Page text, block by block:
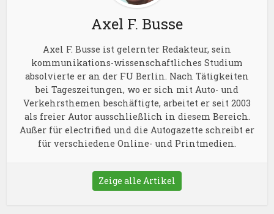
Axel F. Busse
Axel F. Busse ist gelernter Redakteur, sein
kommunikations-wissenschaftliches Studium
absolvierte er an der FU Berlin. Nach Tätigkeiten
bei Tageszeitungen, wo er sich mit Auto- und
Verkehrsthemen beschäftigte, arbeitet er seit 2003
als freier Autor ausschließlich in diesem Bereich.
Außer für electrified und die Autogazette schreibt er
für verschiedene Online- und Printmedien.
Zeige alle Artikel